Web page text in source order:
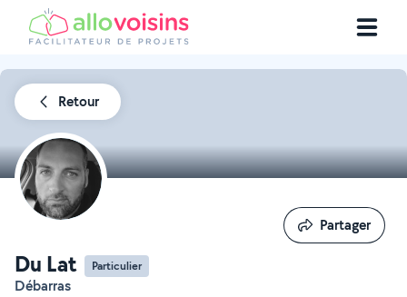
Retour
Du Lat Particulier
Débarras
Partager
Partager